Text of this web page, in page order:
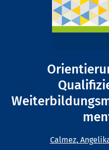
Calmez,